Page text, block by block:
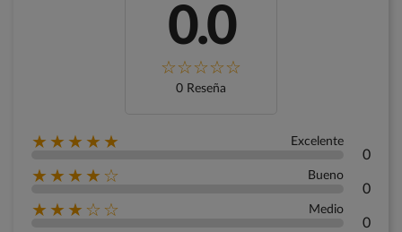
0.0
0 Reseña
★★★★★ Excelente
0
★★★★☆ Bueno
0
★★★☆☆ Medio
0